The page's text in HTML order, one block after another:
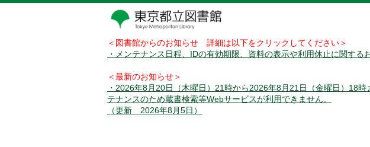
＜図書館からのお知らせ 詳細は以下をクリックしてください＞
・メンテナンス日程、IDの有効期限、資料の表示や利用休止に関する
＜最新のお知らせ＞
・2026年8月20日（木曜日）21時から2026年8月21日（金曜日）18時
テナンスのため蔵書検索等Webサービスが利用できません。
（更新 2026年8月5日）